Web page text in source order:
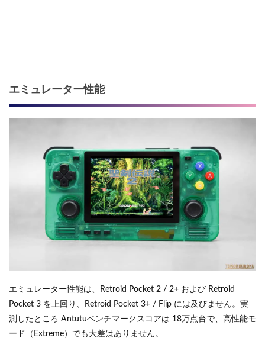
エミュレーター性能
エミュレーター性能は、Retroid Pocket 2 / 2+ および Retroid
Pocket 3 を上回り、Retroid Pocket 3+ / Flip には及びません。実
測したところ Antutuベンチマークスコアは 18万点台で、高性能モ
ード（Extreme）でも大差はありません。